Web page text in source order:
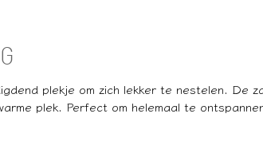
plekje om zich lekker te nestelen. De
plek. Perfect om helemaal te